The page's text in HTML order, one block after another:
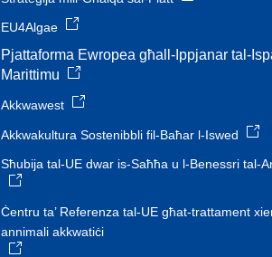
EU4Algae
Pjattaforma Ewropea għall-Ippjanar tal-
Marittimu
Akkwawest
Akkwakultura Sostenibbli fil-Baħar l-Iswed
Sħubija tal-UE dwar is-Saħħa u l-Benessri tal-
Ċentru ta’ Referenza tal-UE għat-trattament
annimali akkwatiċi